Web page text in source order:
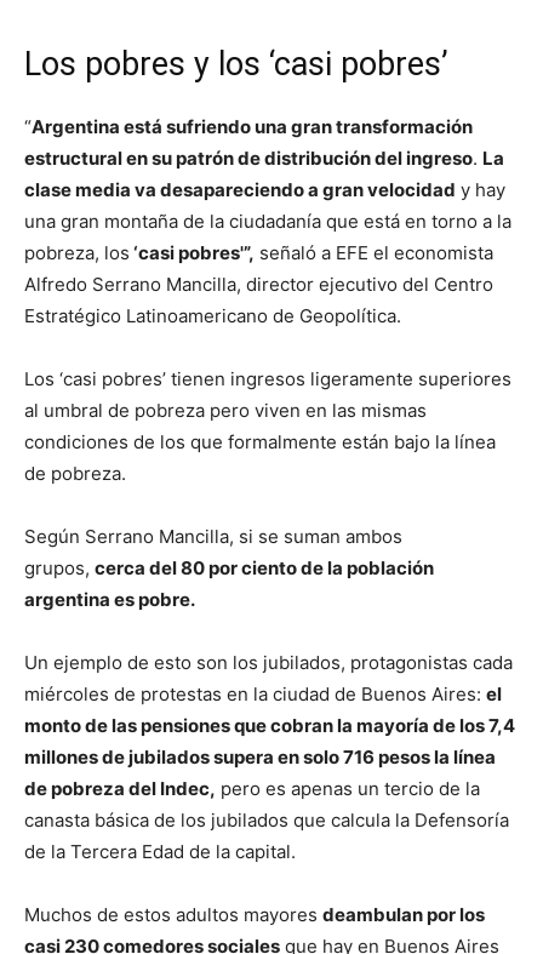
Los pobres y los ‘casi pobres’
“Argentina está sufriendo una gran transformación
estructural en su patrón de distribución del ingreso. La
clase media va desapareciendo a gran velocidad y hay
una gran montaña de la ciudadanía que está en torno a la
pobreza, los ‘casi pobres'”, señaló a EFE el economista
Alfredo Serrano Mancilla, director ejecutivo del Centro
Estratégico Latinoamericano de Geopolítica.
Los ‘casi pobres’ tienen ingresos ligeramente superiores
al umbral de pobreza pero viven en las mismas
condiciones de los que formalmente están bajo la línea
de pobreza.
Según Serrano Mancilla, si se suman ambos
grupos, cerca del 80 por ciento de la población
argentina es pobre.
Un ejemplo de esto son los jubilados, protagonistas cada
miércoles de protestas en la ciudad de Buenos Aires: el
monto de las pensiones que cobran la mayoría de los 7,4
millones de jubilados supera en solo 716 pesos la línea
de pobreza del Indec, pero es apenas un tercio de la
canasta básica de los jubilados que calcula la Defensoría
de la Tercera Edad de la capital.
Muchos de estos adultos mayores deambulan por los
casi 230 comedores sociales que hay en Buenos Aires